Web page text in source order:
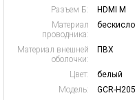
Разъем Б:
HDMI M
Материал
проводника:
Материал внешней
оболочки:
ПВХ
Цвет:
белый
Модель:
GCR-H205